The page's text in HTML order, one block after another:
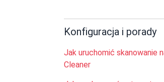
Konfiguracja i porady
Jak uruchomić skanowanie
Cleaner